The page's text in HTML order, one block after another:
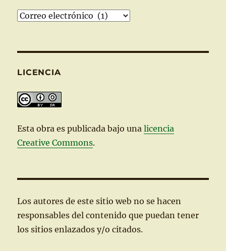
Categorías
LICENCIA
Estaobra es publicada bajo unalicencia
Creative Commons.
Los autores de este sitio web no se hacen
responsables del contenido que puedan tener
los sitios enlazados y/o citados.